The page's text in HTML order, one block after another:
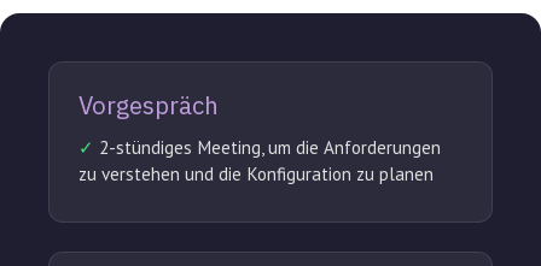
Vorgespräch
✓ 2-stündiges Meeting, um die Anforderungen
zu verstehen und die Konfiguration zu planen